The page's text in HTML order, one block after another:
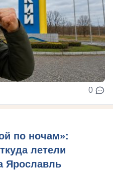
0
по ночам»:
летели
Ярославль